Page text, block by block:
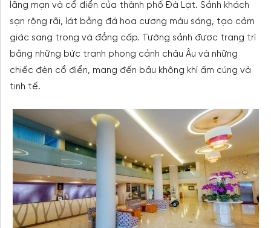
lãng mạn và cổ điển của thành phố Đà Lạt. Sảnh khách
sạn rộng rãi, lát bằng đá hoa cương màu sáng, tạo cảm
giác sang trọng và đẳng cấp. Tường sảnh được trang trí
bằng những bức tranh phong cảnh châu Âu và những
chiếc đèn cổ điển, mang đến bầu không khí ấm cúng và
tinh tế.